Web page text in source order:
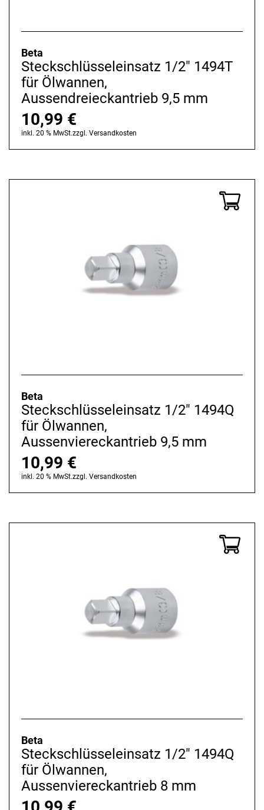
Beta
Steckschlüsseleinsatz 1/2" 1494T
für Ölwannen,
Aussendreieckantrieb 9,5 mm
10,99 €
inkl. 20 % MwSt.zzgl. Versandkosten
Beta
Steckschlüsseleinsatz 1/2" 1494Q
für Ölwannen,
Aussenviereckantrieb 9,5 mm
10,99 €
inkl. 20 % MwSt.zzgl. Versandkosten
Beta
Steckschlüsseleinsatz 1/2" 1494Q
für Ölwannen,
Aussenviereckantrieb 8 mm